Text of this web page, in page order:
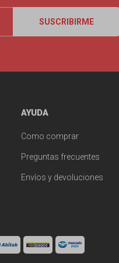
SUSCRIBIRME
AYUDA
Como comprar
Preguntas frecuentes
Envíos y devoluciones